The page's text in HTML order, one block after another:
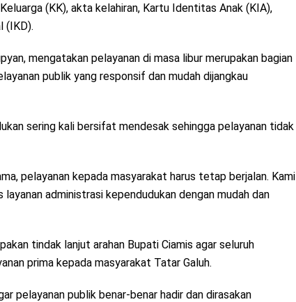
(KK), akta kelahiran, Kartu Identitas Anak (KIA),
(IKD).
mengatakan pelayanan di masa libur merupakan bagian
publik yang responsif dan mudah dijangkau
sering kali bersifat mendesak sehingga pelayanan tidak
pelayanan kepada masyarakat harus tetap berjalan. Kami
administrasi kependudukan dengan mudah dan
tindak lanjut arahan Bupati Ciamis agar seluruh
prima kepada masyarakat Tatar Galuh.
pelayanan publik benar-benar hadir dan dirasakan